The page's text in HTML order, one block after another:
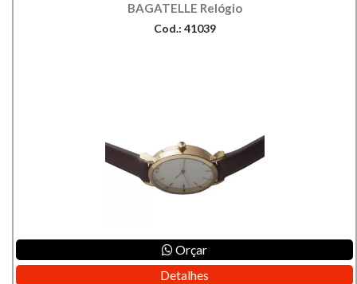
BAGATELLE Relógio
Cod.: 41039
Orçar
Detalhes